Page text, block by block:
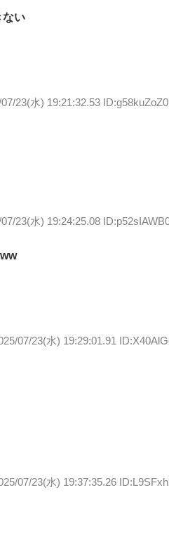
ない
23(水) 19:21:32.53 ID:g58kuZoZ0
23(水) 19:24:25.08
07/23(水) 19:29:01.91
07/23(水) 19:37:35.26